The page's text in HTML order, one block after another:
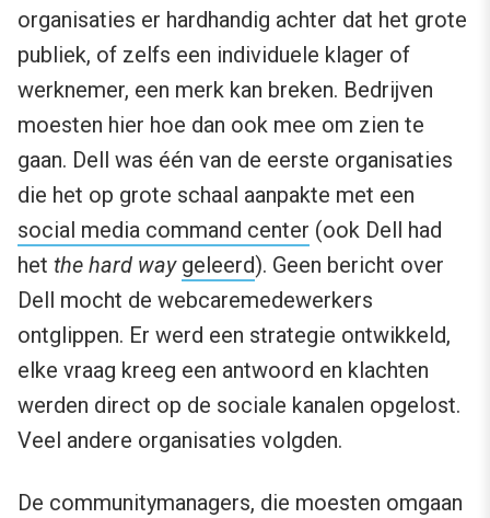
organisaties er hardhandig achter dat het grote
publiek, of zelfs een individuele klager of
werknemer, een merk kan breken. Bedrijven
moesten hier hoe dan ook mee om zien te
gaan. Dell was één van de eerste organisaties
die het op grote schaal aanpakte met een
social media command center (ook Dell had
het the hard way geleerd). Geen bericht over
Dell mocht de webcaremedewerkers
ontglippen. Er werd een strategie ontwikkeld,
elke vraag kreeg een antwoord en klachten
werden direct op de sociale kanalen opgelost.
Veel andere organisaties volgden.
De communitymanagers, die moesten omgaan